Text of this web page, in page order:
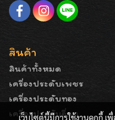
สินค้า
สินค้าทั้งหมด
เครื่องประดับเพชร
เครื่องประดับทอง
เครื่องประดับอื่นๆ
เว็บไซต์นี้มีการใช้งานคุกกี้